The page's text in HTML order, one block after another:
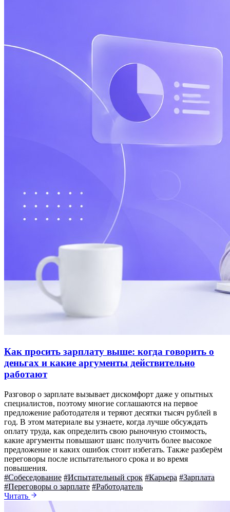
Как просить зарплату выше: когда говорить о
деньгах и какие аргументы действительно
работают
Разговор о зарплате вызывает дискомфорт даже у опытных
специалистов, поэтому многие соглашаются на первое
предложение работодателя и теряют десятки тысяч рублей в
год. В этом материале вы узнаете, когда лучше обсуждать
оплату труда, как определить свою рыночную стоимость,
какие аргументы повышают шанс получить более высокое
предложение и каких ошибок стоит избегать. Также разберём
переговоры после испытательного срока и во время
повышения.
#Собеседование #Испытательный срок #Карьера #Зарплата
#Переговоры о зарплате #Работодатель
Читать